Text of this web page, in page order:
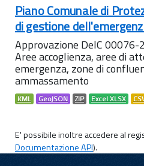
Piano Comunale di
di gestione
Approvazione DelC
Aree accoglienza, aree di
emergenza, zone di
ammassamento
KML GeoJSON ZIP Excel XLSX
E' possibile inoltre accedere al
Documentazione API).